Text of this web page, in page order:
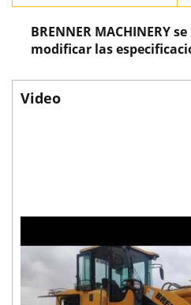
BRENNER MACHINERY
modificar las
Video